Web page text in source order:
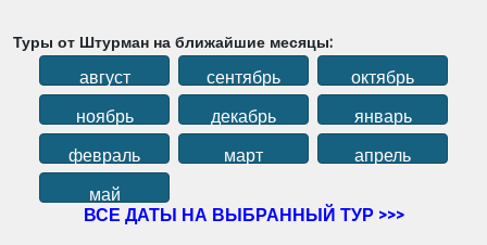
Туры от Штурман на ближайшие месяцы:
август сентябрь
октябрь
ноябрь
декабрь
январь
февраль
март
апрель
май
ВСЕ ДАТЫ НА ВЫБРАННЫЙ ТУР >>>